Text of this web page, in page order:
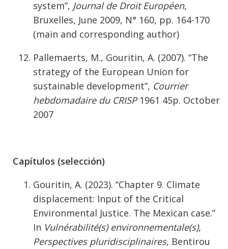
system”, Journal de Droit Européen,
Bruxelles, June 2009, N° 160, pp. 164-170
(main and corresponding author)
Pallemaerts, M., Gouritin, A. (2007). “The
strategy of the European Union for
sustainable development”, Courrier
hebdomadaire du CRISP 1961 45p. October
2007
Capítulos (selección)
Gouritin, A. (2023). “Chapter 9. Climate
displacement: Input of the Critical
Environmental Justice. The Mexican case.”
In Vulnérabilité(s) environnementale(s),
Perspectives pluridisciplinaires, Bentirou